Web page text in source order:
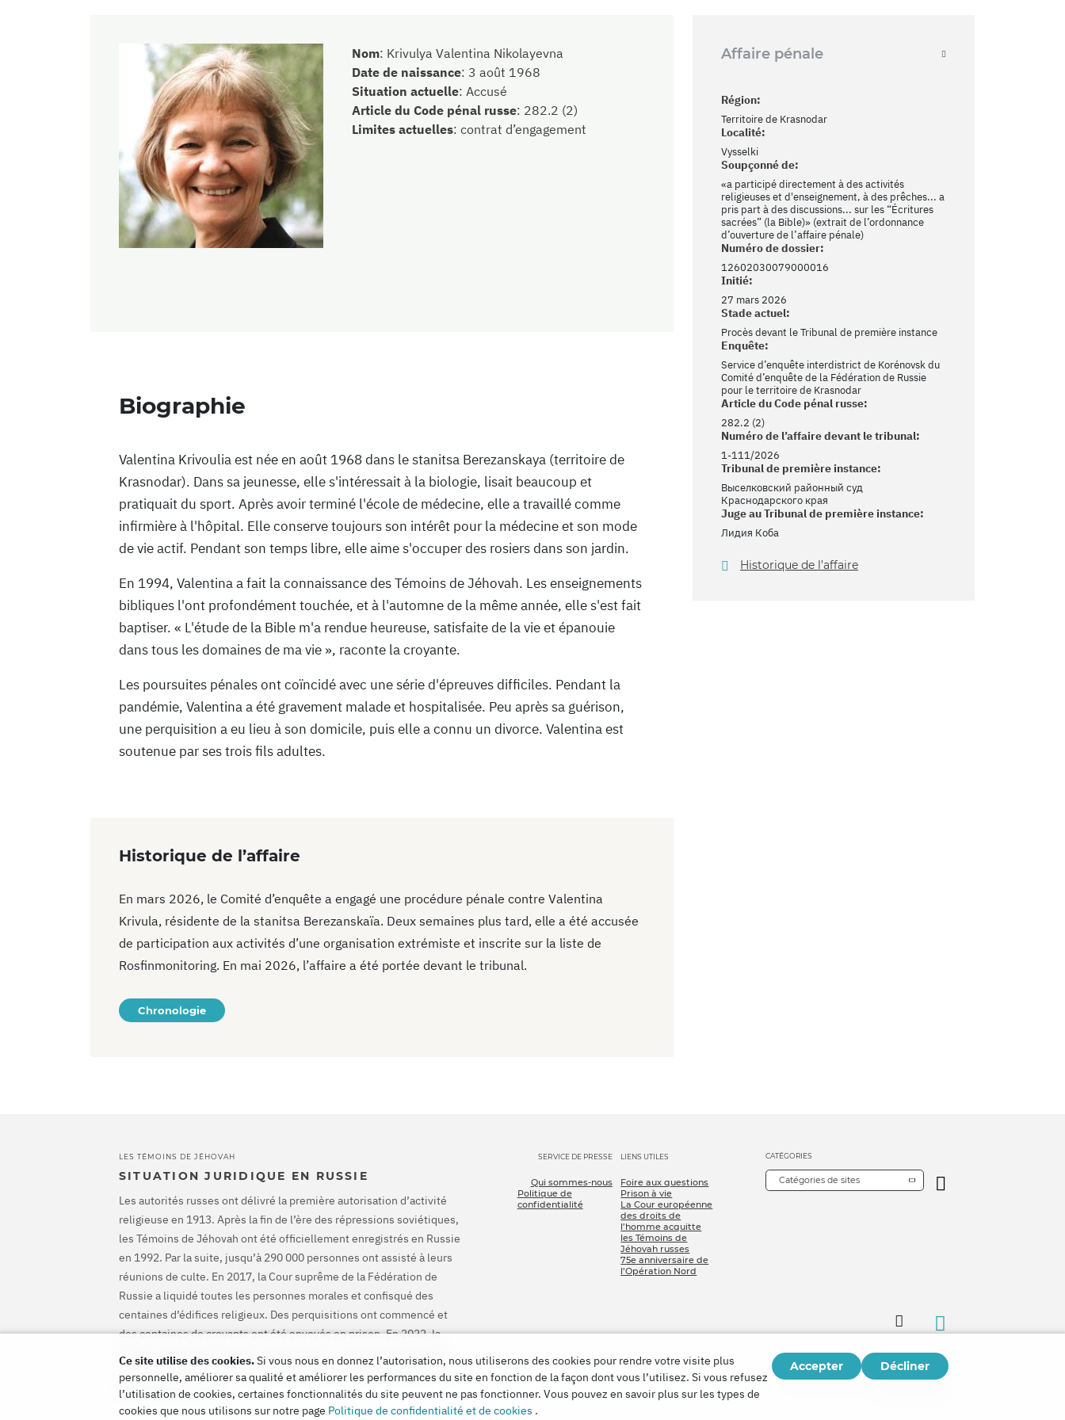
Nom: Krivulya Valentina Nikolayevna
Date de naissance: 3 août 1968
Situation actuelle: Accusé
Article du Code pénal russe: 282.2 (2)
Limites actuelles:contrat d’engagement
Biographie
Valentina Krivoulia est née en août 1968 dans le stanitsa Berezanskaya (territoire de
Krasnodar). Dans sa jeunesse, elle s'intéressait à la biologie, lisait beaucoup et
pratiquait du sport. Après avoir terminé l'école de médecine, elle a travaillé comme
infirmière à l'hôpital. Elle conserve toujours son intérêt pour la médecine et son mode
de vie actif. Pendant son temps libre, elle aime s'occuper des rosiers dans son jardin.
En 1994, Valentina a fait la connaissance des Témoins de Jéhovah. Les enseignements
bibliques l'ont profondément touchée, et à l'automne de la même année, elle s'est fait
baptiser. « L'étude de la Bible m'a rendue heureuse, satisfaite de la vie et épanouie
dans tous les domaines de ma vie », raconte la croyante.
Les poursuites pénales ont coïncidé avec une série d'épreuves difficiles. Pendant la
pandémie, Valentina a été gravement malade et hospitalisée. Peu après sa guérison,
une perquisition a eu lieu à son domicile, puis elle a connu un divorce. Valentina est
soutenue par ses trois fils adultes.
Historique de l’affaire
En mars 2026, le Comité d’enquête a engagé une procédure pénale contre Valentina
Krivula, résidente de la stanitsa Berezanskaïa. Deux semaines plus tard, elle a été accusée
de participation aux activités d’une organisation extrémiste et inscrite sur la liste de
Rosfinmonitoring. En mai 2026, l’affaire a été portée devant le tribunal.
Chronologie
Affaire pénale
Région:
Territoire de Krasnodar
Localité:
Vysselki
Soupçonné de:
«a participé directement à des activités
religieuses et d'enseignement, à des prêches... a
pris part à des discussions... sur les “Écritures
sacrées” (la Bible)» (extrait de l’ordonnance
d’ouverture de l’affaire pénale)
Numéro de dossier:
12602030079000016
Initié:
27 mars 2026
Stade actuel:
Procès devant le Tribunal de première instance
Enquête:
Service d’enquête interdistrict de Korénovsk du
Comité d’enquête de la Fédération de Russie
pour le territoire de Krasnodar
Article du Code pénal russe:
282.2 (2)
Numéro de l’affaire devant le tribunal:
1-111/2026
Tribunal de première instance:
Выселковский районный суд
Краснодарского края
Juge au Tribunal de première instance:
Лидия Коба
Historique de l’affaire
LES TÉMOINS DE JÉHOVAH
SITUATION JURIDIQUE EN RUSSIE
Les autorités russes ont délivré la première autorisation d’activité
religieuse en 1913. Après la fin de l’ère des répressions soviétiques,
les Témoins de Jéhovah ont été officiellement enregistrés en Russie
en 1992. Par la suite, jusqu’à 290 000 personnes ont assisté à leurs
réunions de culte. En 2017, la Cour suprême de la Fédération de
Russie a liquidé toutes les personnes morales et confisqué des
centaines d’édifices religieux. Des perquisitions ont commencé et
des centaines de croyants ont été envoyés en prison. En 2022, la
mettre fin à leurs poursuites pénales et de les indemniser pour tous
les préjudices causés.
SERVICE DE PRESSE
Qui sommes-nous
Politique de
confidentialité
LIENS UTILES
Foire aux questions
Prison à vie
La Cour européenne
des droits de
l’homme acquitte
les Témoins de
Jéhovah russes
75e anniversaire de
l’Opération Nord
CATÉGORIES
Catégories de sites
Copyright © 2026
Ce site utilise des cookies.Si vous nous en donnez l’autorisation, nous utiliserons des cookies pour rendre votre visite plus
personnelle, améliorer sa qualité et améliorer les performances du site en fonction de la façon dont vous l’utilisez. Si vous refusez
l’utilisation de cookies, certaines fonctionnalités du site peuvent ne pas fonctionner. Vous pouvez en savoir plus sur les types de
cookies que nous utilisons sur notre page Politique de confidentialité et de cookies .
Accepter Décliner